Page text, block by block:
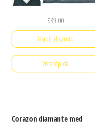
$49.00
Añadir al carrito
Vista rápida
Corazon diamante med